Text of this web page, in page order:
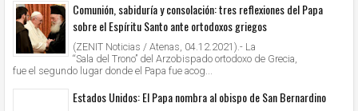
Comunión, sabiduría y consolación: tres reflexiones del Papa
sobre el Espíritu Santo ante ortodoxos griegos
(ZENIT Noticias / Atenas, 04.12.2021).- La
“Sala del Trono” del Arzobispado ortodoxo de Grecia,
fue el segundo lugar donde el Papa fue acog...
Estados Unidos: El Papa nombra al obispo de San Bernardino